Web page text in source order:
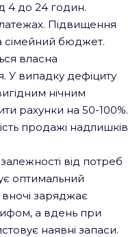
4 до 24 годин.
Підвищення
сімейний бюджет.
власна
У випадку дефіциту
нічним
рахунки на 50-100%.
продажі надлишків
від потреб
оптимальний
заряджає
а вдень при
наявні запаси.